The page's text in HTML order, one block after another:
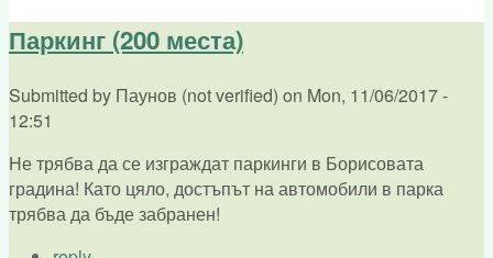
Паркинг (200 места)
Submitted by Паунов (not verified) on Mon, 11/06/2017 -
12:51
Не трябва да се изграждат паркинги в Борисовата
градина! Като цяло, достъпът на автомобили в парка
трябва да бъде забранен!